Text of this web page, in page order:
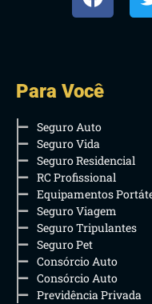
Para Você
Seguro Auto
Seguro Vida
Seguro Residencial
RC Profissional
Equipamentos
Seguro Viagem
Seguro Tripulantes
Seguro Pet
Consórcio Auto
Consórcio Auto
Previdência Privada